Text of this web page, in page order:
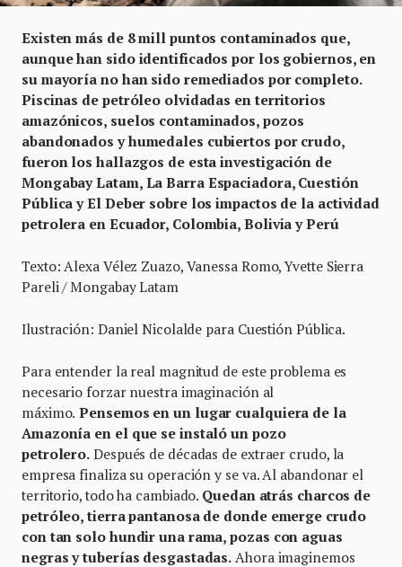
Existen más de 8 mill puntos contaminados que,
aunque han sido identificados por los gobiernos, en
su mayoría no han sido remediados por completo.
Piscinas de petróleo olvidadas en territorios
amazónicos, suelos contaminados, pozos
abandonados y humedales cubiertos por crudo,
fueron los hallazgos de esta investigación de
Mongabay Latam, La Barra Espaciadora, Cuestión
Pública y El Deber sobre los impactos de la actividad
petrolera en Ecuador, Colombia, Bolivia y Perú
Texto: Alexa Vélez Zuazo, Vanessa Romo, Yvette Sierra
Pareli / Mongabay Latam
Ilustración: Daniel Nicolalde para Cuestión Pública.
Para entender la real magnitud de este problema es
necesario forzar nuestra imaginación al
máximo. Pensemos en un lugar cualquiera de la
Amazonía en el que se instaló un pozo
petrolero. Después de décadas de extraer crudo, la
empresa finaliza su operación y se va. Al abandonar el
territorio, todo ha cambiado. Quedan atrás charcos de
petróleo, tierra pantanosa de donde emerge crudo
con tan solo hundir una rama, pozas con aguas
negras y tuberías desgastadas. Ahora imaginemos